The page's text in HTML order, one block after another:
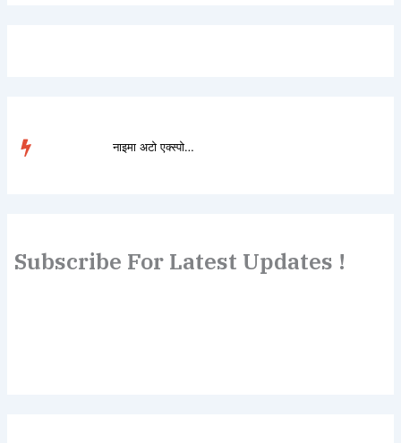
नाइमा अटो एक्स्पोमा डो...
Subscribe For Latest Updates !